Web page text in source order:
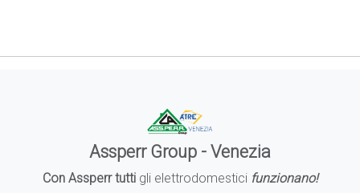
Assperr Group - Venezia
Con Assperr tuttigli elettrodomestici funzionano!